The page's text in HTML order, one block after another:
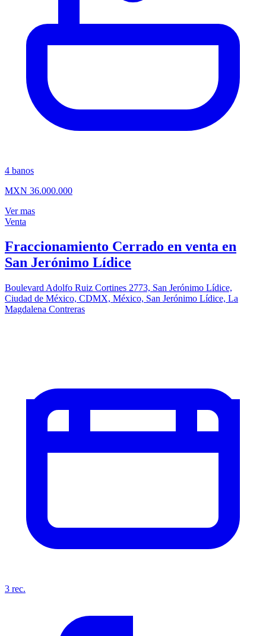
4 banos
MXN 36.000.000
Ver mas
Venta
Fraccionamiento Cerrado en venta en
San Jerónimo Lídice
Boulevard Adolfo Ruiz Cortines 2773, San Jerónimo Lídice,
Ciudad de México, CDMX, México, San Jerónimo Lídice, La
Magdalena Contreras
3 rec.